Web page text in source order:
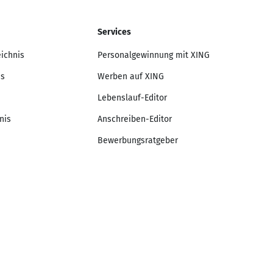
Services
Personalgewinnung mit XING
Werben auf XING
Lebenslauf-Editor
Anschreiben-Editor
Bewerbungsratgeber